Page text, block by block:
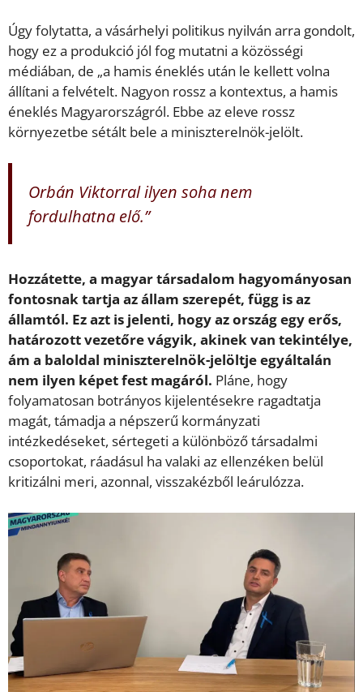
Úgy folytatta, a vásárhelyi politikus nyilván arra gondolt,
hogy ez a produkció jól fog mutatni a közösségi
médiában, de „a hamis éneklés után le kellett volna
állítani a felvételt. Nagyon rossz a kontextus, a hamis
éneklés Magyarországról. Ebbe az eleve rossz
környezetbe sétált bele a miniszterelnök-jelölt.
Orbán Viktorral ilyen soha nem
fordulhatna elő.”
Hozzátette, a magyar társadalom hagyományosan
fontosnak tartja az állam szerepét, függ is az
államtól. Ez azt is jelenti, hogy az ország egy erős,
határozott vezetőre vágyik, akinek van tekintélye,
ám a baloldal miniszterelnök-jelöltje egyáltalán
nem ilyen képet fest magáról. Pláne, hogy
folyamatosan botrányos kijelentésekre ragadtatja
magát, támadja a népszerű kormányzati
intézkedéseket, sértegeti a különböző társadalmi
csoportokat, ráadásul ha valaki az ellenzéken belül
kritizálni meri, azonnal, visszakézből leárulózza.